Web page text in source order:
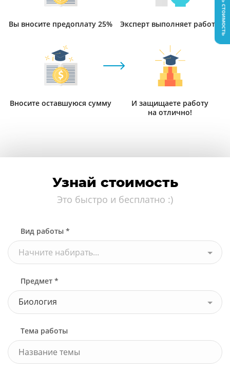
Вы вносите предоплату 25% Эксперт выполняет работу
Вносите оставшуюся сумму
И защищаете работу
на отлично!
Узнай стоимость
Это быстро и бесплатно :)
Вид работы *
Начните набирать...
Предмет *
Биология
Тема работы